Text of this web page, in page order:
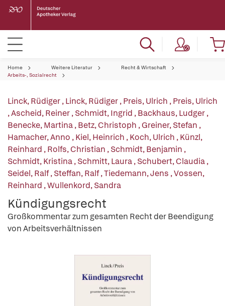
Home Weitere Literatur
Recht & Wirtschaft
Arbeits-, Sozialrecht
Linck, Rüdiger,Linck, Rüdiger,Preis, Ulrich ,Preis, Ulrich
,Ascheid, Reiner,Schmidt, Ingrid ,Backhaus, Ludger,
Benecke, Martina,Betz, Christoph ,Greiner, Stefan ,
Hamacher, Anno ,Kiel, Heinrich ,Koch, Ulrich ,Künzl,
Reinhard ,Rolfs, Christian ,Schmidt, Benjamin ,
Schmidt, Kristina,Schmitt, Laura,Schubert, Claudia,
Seidel, Ralf,Steffan, Ralf,Tiedemann, Jens ,Vossen,
Reinhard ,Wullenkord, Sandra
Kündigungsrecht
Großkommentar zum gesamten Recht der Beendigung
von Arbeitsverhältnissen